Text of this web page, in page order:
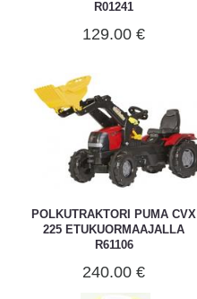
R01241
129.00 €
POLKUTRAKTORI PUMA CVX
225 ETUKUORMAAJALLA
R61106
240.00 €